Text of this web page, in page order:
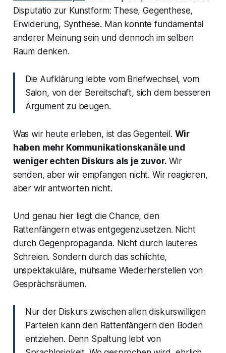
Disputatio zur Kunstform: These, Gegenthese,
Erwiderung, Synthese. Man konnte fundamental
anderer Meinung sein und dennoch im selben
Raum denken.
Die Aufklärung lebte vom Briefwechsel, vom
Salon, von der Bereitschaft, sich dem besseren
Argument zu beugen.
Was wir heute erleben, ist das Gegenteil. Wir
haben mehr Kommunikationskanäle und
weniger echten Diskurs als je zuvor. Wir
senden, aber wir empfangen nicht. Wir reagieren,
aber wir antworten nicht.
Und genau hier liegt die Chance, den
Rattenfängern etwas entgegenzusetzen. Nicht
durch Gegenpropaganda. Nicht durch lauteres
Schreien. Sondern durch das schlichte,
unspektakuläre, mühsame Wiederherstellen von
Gesprächsräumen.
Nur der Diskurs zwischen allen diskurswilligen
Parteien kann den Rattenfängern den Boden
entziehen. Denn Spaltung lebt von